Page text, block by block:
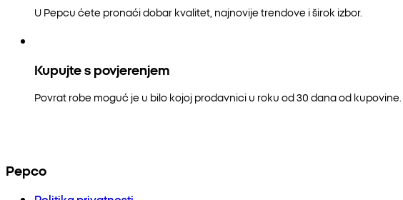
U Pepcu ćete pronaći dobar kvalitet, najnovije trendove i širok izbor.
Kupujte s povjerenjem
Povrat robe moguć je u bilo kojoj prodavnici u roku od 30 dana od kupovine.
Pepco